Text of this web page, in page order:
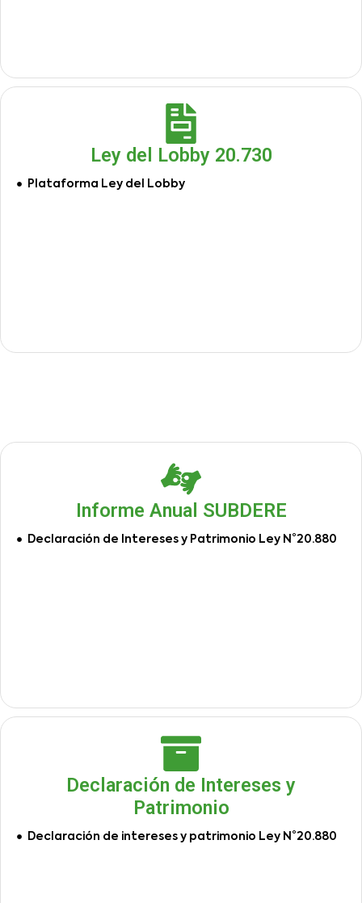
Ley del Lobby 20.730
Plataforma Ley del Lobby
Informe Anual SUBDERE
Declaración de Intereses y Patrimonio Ley N°20.880
Declaración de Intereses y
Patrimonio
Declaración de intereses y patrimonio Ley N°20.880